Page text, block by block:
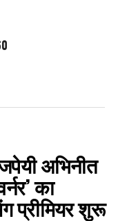
अभिनीत
का
प्रीमियर शुरू